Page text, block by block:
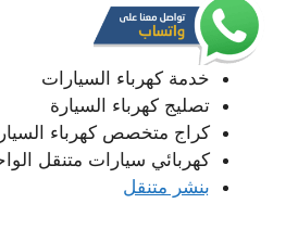
خدمة كهرباء السيارات
تصليج كهرباء السيارة
كراج متخصص كهرباء
كهربائي سيارات متنقل
بنشر متنقل